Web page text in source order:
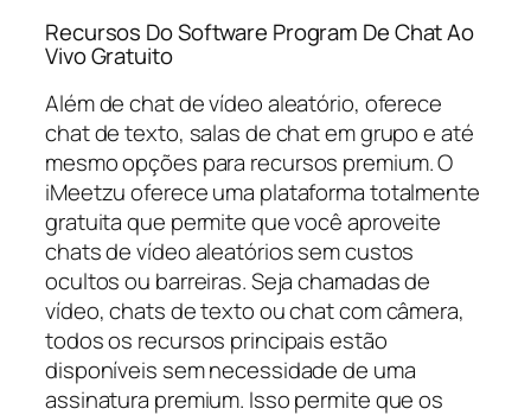
Recursos Do Software Program De Chat Ao
Vivo Gratuito
Além de chat de vídeo aleatório, oferece
chat de texto, salas de chat em grupo e até
mesmo opções para recursos premium. O
iMeetzu oferece uma plataforma totalmente
gratuita que permite que você aproveite
chats de vídeo aleatórios sem custos
ocultos ou barreiras. Seja chamadas de
vídeo, chats de texto ou chat com câmera,
todos os recursos principais estão
disponíveis sem necessidade de uma
assinatura premium. Isso permite que os